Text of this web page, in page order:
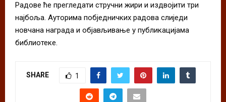
Радове ће прегледати стручни жири и издвојити три
најбоља. Ауторима побједничких радова слиједи
новчана награда и објављивање у публикацијама
библиотеке.
SHARE 1